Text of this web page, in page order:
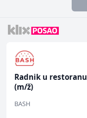
Radnik u restoranu
(m/ž)
BASH